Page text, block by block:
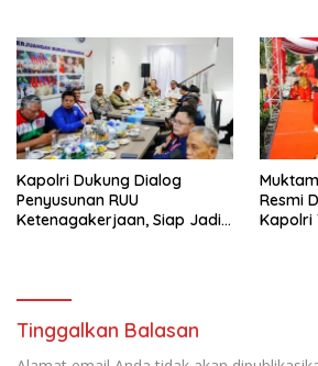
Kapolri Dukung Dialog
Penyusunan RUU
Ketenagakerjaan, Siap Jadi
Resmi
Kapolri
Tinggalkan Balasan